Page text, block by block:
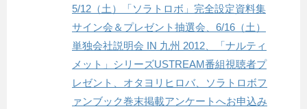
5/12（土）「ソラトロボ」完全設定資料集
サイン会＆プレゼント抽選会、6/16（土）
単独会社説明会 IN 九州 2012、「ナルティ
メット」シリーズUSTREAM番組視聴者プ
レゼント、オタヨリヒロバ、ソラトロボフ
ァンブック巻末掲載アンケートへお申込み